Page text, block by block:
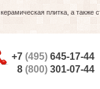
плитка, а также
+7 (495) 645-17-44
8 (800) 301-07-44